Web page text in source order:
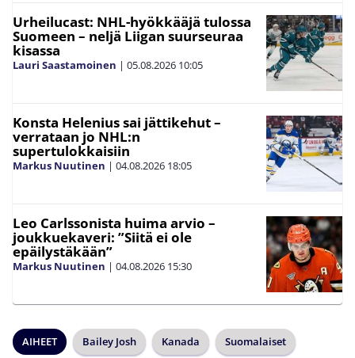
Urheilucast: NHL-hyökkääjä tulossa
Suomeen – neljä Liigan suurseuraa
kisassa
Lauri Saastamoinen | 05.08.2026 10:05
Konsta Helenius sai jättikehut –
verrataan jo NHL:n
supertulokkaisiin
Markus Nuutinen | 04.08.2026 18:05
Leo Carlssonista huima arvio –
joukkuekaveri: ”Siitä ei ole
epäilystäkään”
Markus Nuutinen | 04.08.2026 15:30
AIHEET Bailey Josh Kanada Suomalaiset